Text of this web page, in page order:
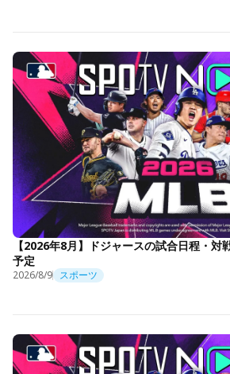
【2026年8月】ドジャースの試合日程・
予定
2026/8/9 スポーツ